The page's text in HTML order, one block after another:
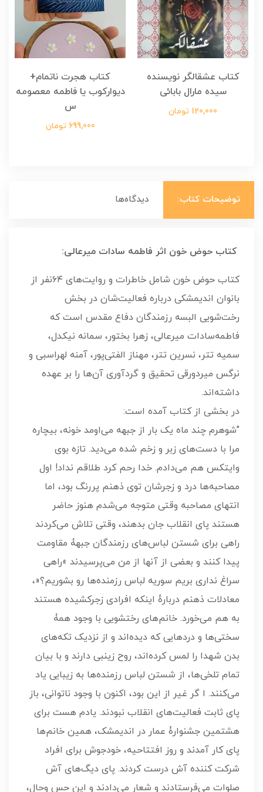
کتاب عشقالگر نویسنده
سیده مارال بابائی
120,000 تومان
کتاب هجرت ناتمام+
دیوارکوب یا فاطمه معصومه
س
699,000 تومان
توضیحات کتاب: دیدگاه‌ها
کتاب حوض خون اثر فاطمه سادات میرعالی:
کتاب حوض خون شامل خاطرات و روایت‌های ۶۴نفر از
بانوان اندیمشکی درباره فعالیت‌شان در بخش
رخت‌شویی البسه رزمندگان دفاع مقدس است که
فاطمه‌سادات میرعالی، زهرا بختور، سمانه نیکدل،
سمیه تتر، نسرین تتر، مهناز الفتی‌پور، آمنه لهراسبی و
نرگس میردورقی تحقیق و گردآوری آن‌ها را بر عهده
داشته‌اند.
در بخشی از کتاب آمده است:
"شوهرم چند ماه یک بار از جبهه می‌اومد خونه، بیچاره
مرا با دست‌های زبر و زخم شده می‌دید. تازه بوی
وایتکس هم می‌دادم. خدا رحم کرد طلاقم نداد! اول
مصاحبه‌ها درد و زجرشان توی ذهنم پررنگ بود، اما
انتهای مصاحبه وقتی متوجه می‌شدم هنوز حاضر
هستند پای انقلاب جان بدهند، وقتی تلاش می‌کردند
راهی برای شستن لباس‌های رزمندگان جبهۀ مقاومت
پیدا کنند و بعضی از آنها از من می‌پرسیدند »راهی
سراغ نداری بریم سوریه لباس رزمنده‌ها رو بشوریم؟«،
معادلات ذهنم دربارۀ اینکه افرادی زجرکشیده هستند
به هم می‌خورد. خانم‌های رختشویی با وجود همۀ
سختی‌ها و دردهایی که دیده‌اند و از نزدیک تکه‌های
بدن شهدا را لمس کرده‌اند، روح زینبی دارند و با بیان
تمام تلخی‌ها، از شستن لباس رزمنده‌ها به زیبایی یاد
می‌کنند. ا گر غیر از این بود، اکنون با وجود ناتوانی، باز
پای ثابت فعالیت‌های انقلاب نبودند. یادم هست برای
هشتمین جشنوارۀ عمار در اندیمشک، همین خانم‌ها
پای کار آمدند و روز افتتاحیه، خودجوش برای افراد
شرکت کننده آش درست کردند. پای دیگ‌های آش
صلوات می‌فرستادند و شعار می‌دادند و این حس وحال،